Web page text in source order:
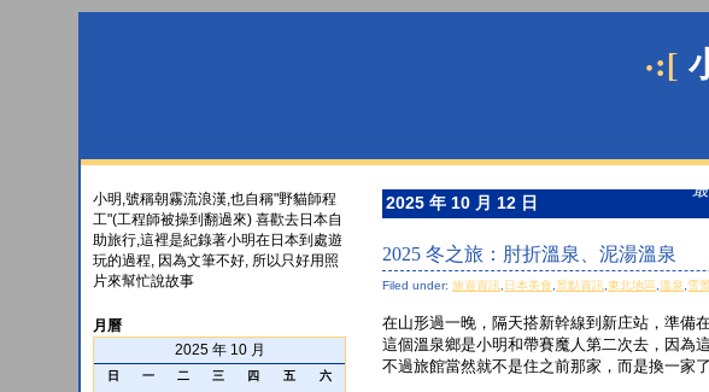
·:[
小明,號稱朝霧流浪漢,也自稱"野貓師程
工"(工程師被操到翻過來) 喜歡去日本自
助旅行,這裡是紀錄著小明在日本到處遊
玩的過程, 因為文筆不好, 所以只好用照
片來幫忙說故事
月曆
2025 年 10 月
日 一 二 三 四 五 六
2025 年 10 月 12 日
2025 冬之旅：肘折溫泉、泥湯溫泉
Filed under:旅遊資訊 日本美食 ,景點資訊 ,東北地區 ,溫泉 雪
在山形過一晚，隔天搭新幹線到新庄站，準備
這個溫泉鄉是小明和帶賽魔人第二次去，因為
不過旅館當然就不是住之前那家，而是換一家了